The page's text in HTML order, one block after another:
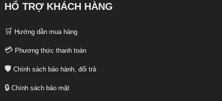
HỔ TRỢ KHÁCH HÀNG
🛒 Hướng dẫn mua hàng
💳 Phương thức thanh toán
🛡️ Chính sách bảo hành, đổi trả
🔒 Chính sách bảo mật